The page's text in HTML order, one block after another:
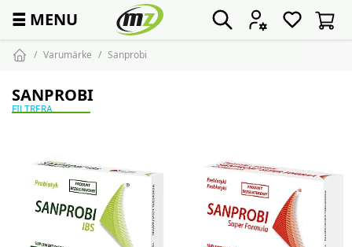
☰ MENU
Varumärke Sanprobi
SANPROBI
FILTRERA